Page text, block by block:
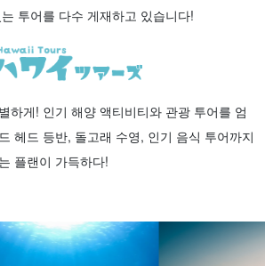
투어를 다수 게재하고 있습니다!
하게! 인기 해양 액티비티와 관광 투어를 엄
헤드 등반, 돌고래 수영, 인기 음식 투어까지
플랜이 가득하다!